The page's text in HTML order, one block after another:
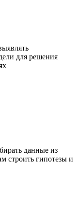
для решения
данные из
строить гипотезы и